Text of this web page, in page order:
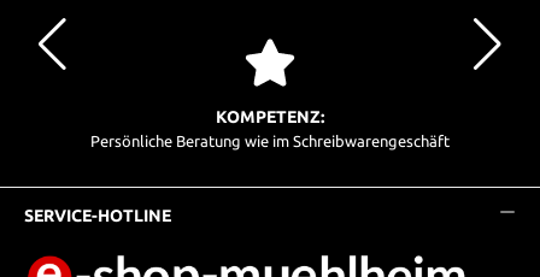
KOMPETENZ:
Persönliche Beratung wie im Schreibwarengeschäft
SERVICE-HOTLINE